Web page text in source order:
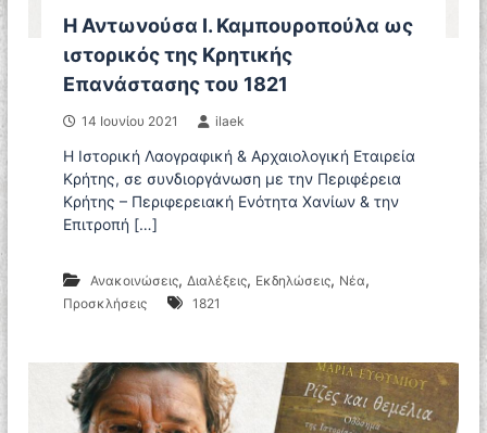
Η Αντωνούσα Ι. Καμπουροπούλα ως
ιστορικός της Κρητικής
Επανάστασης του 1821
14 Ιουνίου 2021 ilaek
Η Ιστορική Λαογραφική & Αρχαιολογική Εταιρεία
Κρήτης, σε συνδιοργάνωση με την Περιφέρεια
Κρήτης – Περιφερειακή Ενότητα Χανίων & την
Επιτροπή […]
Ανακοινώσεις, Διαλέξεις, Εκδηλώσεις, Νέα,
Προσκλήσεις 1821